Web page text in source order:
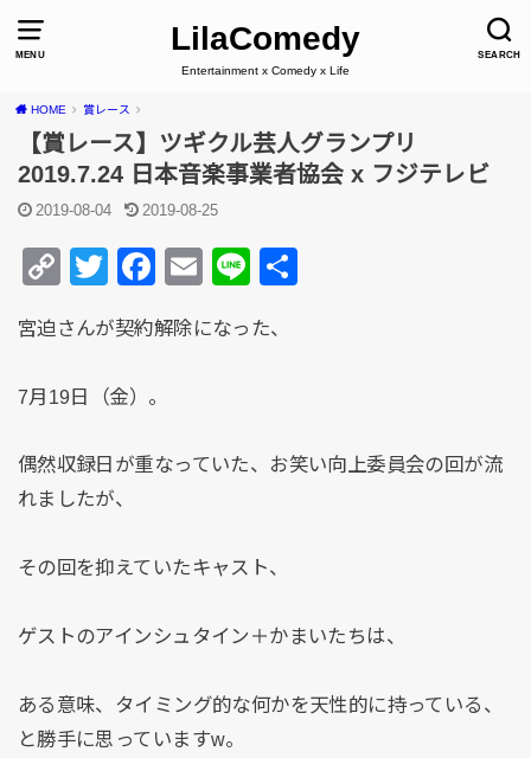
MENU SEARCH
LilaComedy
Entertainment x Comedy x Life
HOME 賞レース
【賞レース】ツギクル芸人グランプリ
2019.7.24 日本音楽事業者協会 x フジテレビ
2019-08-04 2019-08-25
C
p
y
Li
n
k
T
tt
er
F
c
b
o
E
ail
Li
e
宮迫さんが契約解除になった、
7月19日（金）。
偶然収録日が重なっていた、お笑い向上委員会の回が流
れましたが、
その回を抑えていたキャスト、
ゲストのアインシュタイン＋かまいたちは、
ある意味、タイミング的な何かを天性的に持っている、
と勝手に思っていますw。